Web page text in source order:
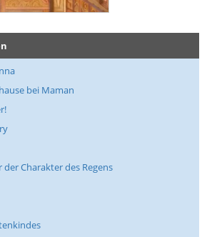
bei Maman
der Charakter des Regens